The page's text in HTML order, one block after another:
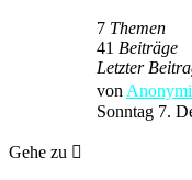
7 Themen
41 Beiträge
Letzter
von
Sonntag 7.
Gehe zu